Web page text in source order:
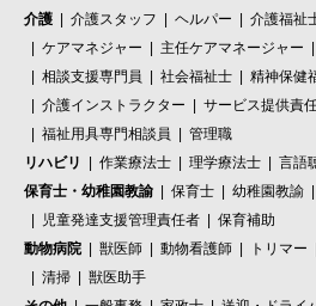
介護
介護スタッフ ヘルパー 介護福祉
ケアマネジャー
主任ケアマネージャー
相談支援専門員
社会福祉士 精神保健
介護インストラクター
サービス提供責
福祉用具専門相談員
管理職
リハビリ
作業療法士 理学療法士 言語
保育士・幼稚園教諭
保育士 幼稚園教諭
児童発達支援管理責任者
保育補助
動物病院
獣医師 動物看護師 トリマー
清掃
獣医助手